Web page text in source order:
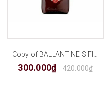
300.000₫ 420.000₫